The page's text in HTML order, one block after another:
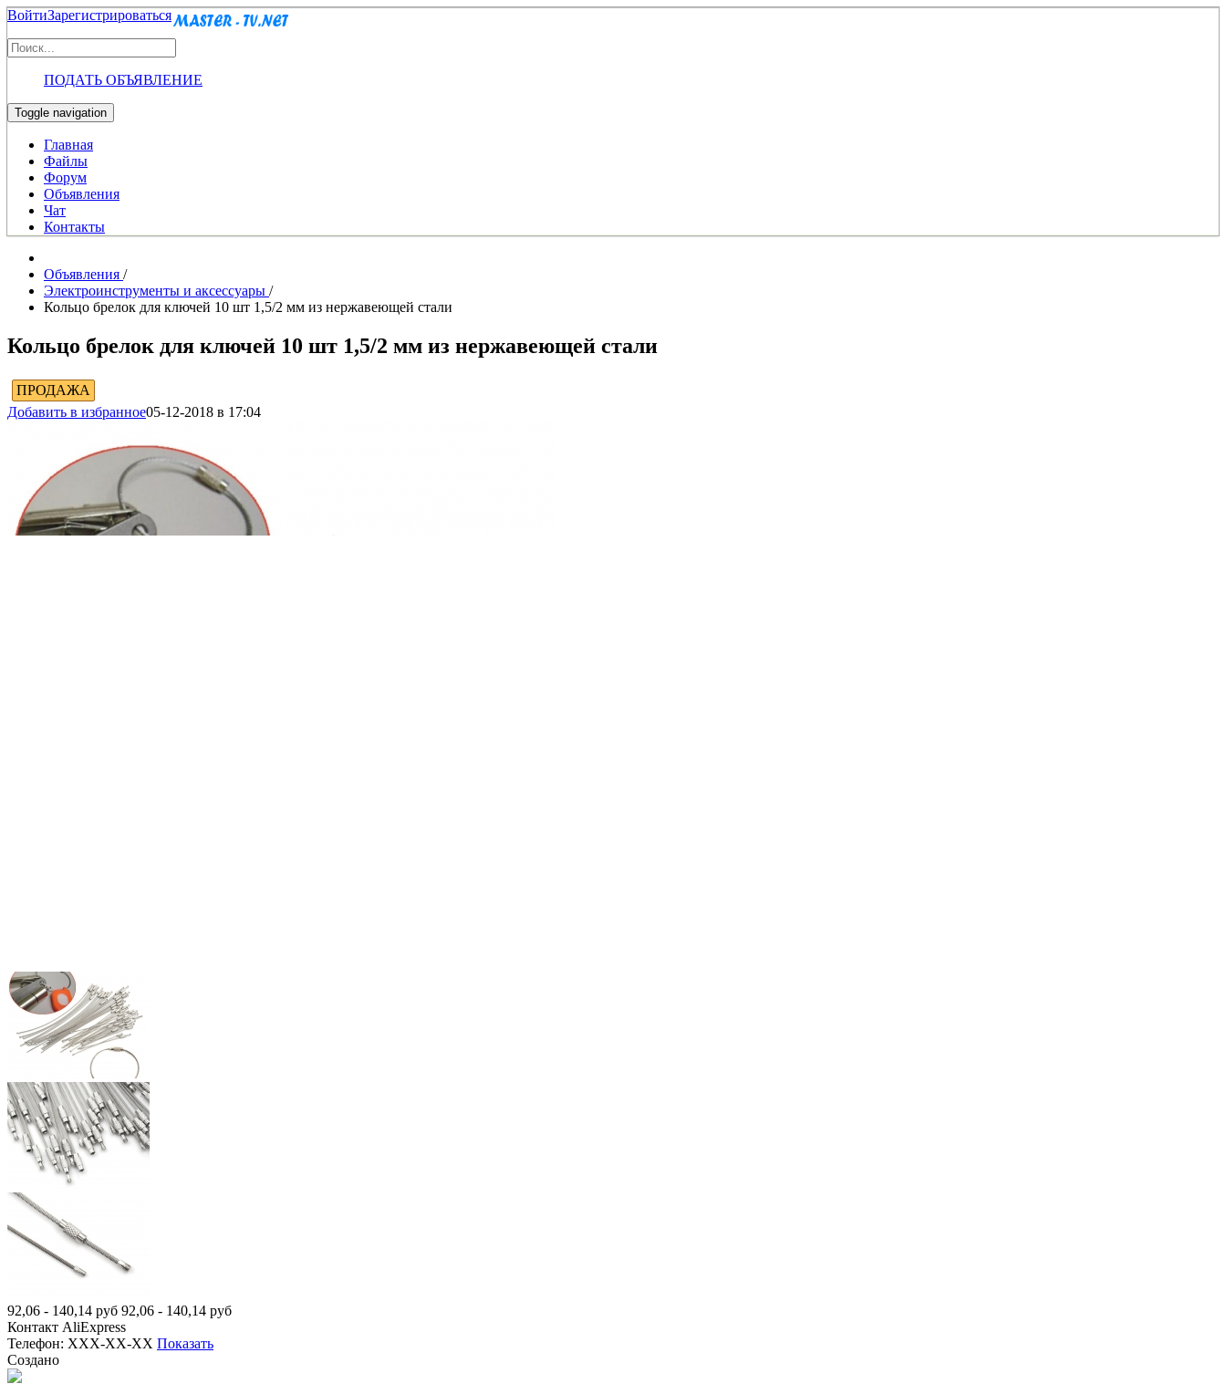
ВойтиЗарегистрироваться
ПОДАТЬ ОБЪЯВЛЕНИЕ
Toggle navigation
Главная
Файлы
Форум
Объявления
Чат
Контакты
Объявления /
Электроинструменты и аксессуары /
Кольцо брелок для ключей 10 шт 1,5/2 мм из нержавеющей стали
Кольцо брелок для ключей 10 шт 1,5/2 мм из нержавеющей стали
ПРОДАЖА
Добавить в избранное05-12-2018 в 17:04
92,06 - 140,14 руб 92,06 - 140,14 руб
Контакт AliExpress
Телефон: XXX-XX-XX Показать
Создано